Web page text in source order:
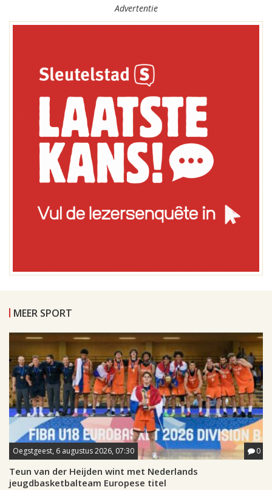
Advertentie
MEER SPORT
Oegstgeest, 6 augustus 2026, 07:30 0
Teun van der Heijden wint met Nederlands
jeugdbasketbalteam Europese titel